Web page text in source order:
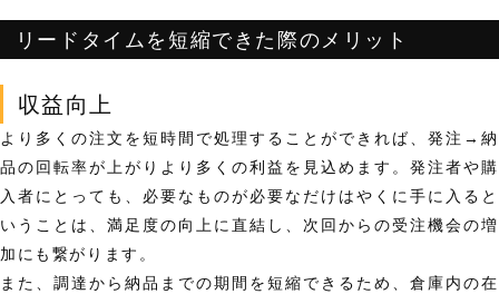
リードタイムを短縮できた際のメリット
収益向上
より多くの注文を短時間で処理することができれば、発注→納
品の回転率が上がり より多くの利益を見込めます。発注者や購
入者にとっても、必要なものが必要なだけはやくに手に入ると
いうことは、満足度の向上に直結 し、次回からの受注機会の増
加にも繋がります。
また、調達から納品までの期間を短縮できるため、倉庫内の在